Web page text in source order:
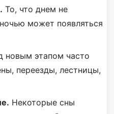
То, что днем не
может появляться
новым этапом часто
переезды, лестницы,
Некоторые сны